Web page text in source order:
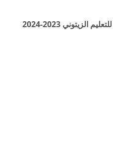
الزيتوني 2023-2024